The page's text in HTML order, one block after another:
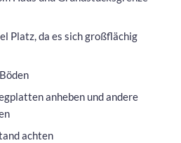
Platz, da es sich großflächig
anheben und andere
achten